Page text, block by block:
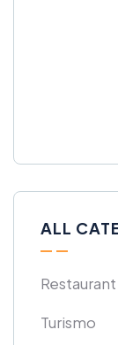
ALL
Restaurant
Turismo